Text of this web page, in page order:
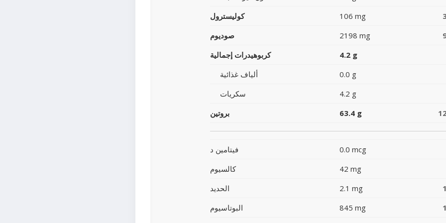
كوليسترول
106 mg
صوديوم
2198 mg
كربوهيدرات إجمالية
4.2 g
ألياف غذائية
0.0 g
سكريات
4.2 g
بروتين
63.4 g
فيتامين د
0.0 mcg
كالسيوم
42 mg
الحديد
2.1 mg
البوتاسيوم
845 mg